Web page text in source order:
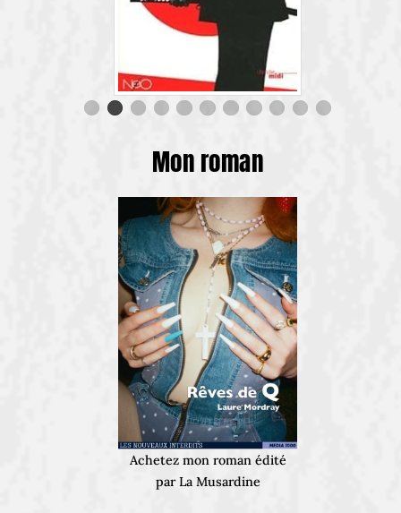
Mon roman
Achetez mon roman édité
par La Musardine